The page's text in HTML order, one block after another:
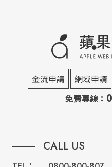
金流申請 網域申請
免費專線：
CALL US